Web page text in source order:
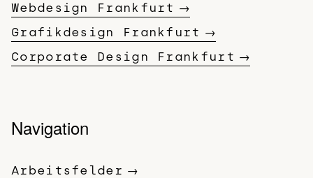
Webdesign Frankfurt
Grafikdesign Frankfurt
Corporate Design Frankfurt
Navigation
Arbeitsfelder